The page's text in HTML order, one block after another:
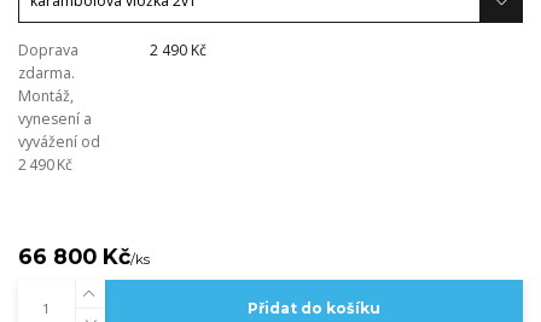
Doprava
zdarma.
Montáž,
vynesení a
vyvážení od
2 490 Kč
2 490 Kč
66 800 Kč/ks
Přidat do košíku